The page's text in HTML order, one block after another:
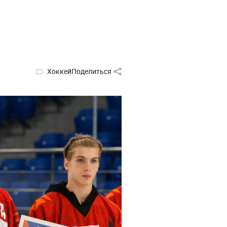
ХоккейПоделиться